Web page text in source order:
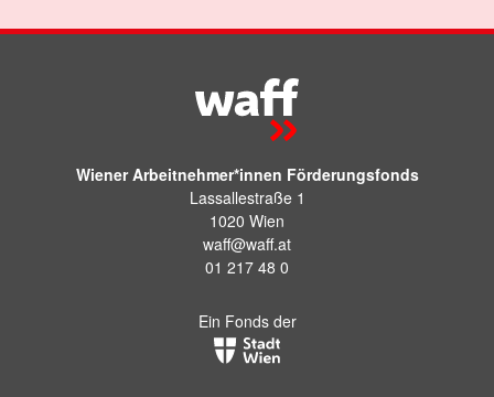
Wiener Arbeitnehmer*innen Förderungsfonds
Lassallestraße 1
1020 Wien
waff@waff.at
01 217 48 0
Ein Fonds der